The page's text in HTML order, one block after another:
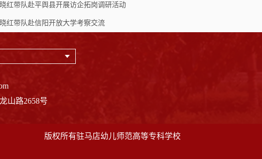
红带队赴平舆县开展访企拓岗调研活动
红带队赴信阳开放大学考察交流
山路2658号
版权所有驻马店幼儿师范高等专科学校